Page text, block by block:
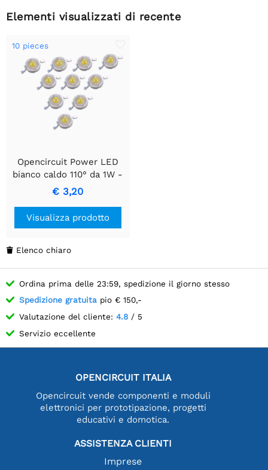
Elementi visualizzati di recente
10 pieces
Opencircuit Power LED
bianco caldo 110° da 1W -
10 pezzi
€ 3,20
Visualizza prodotto
 Elenco chiaro
Ordina prima delle 23:59, spedizione il giorno stesso
Spedizione gratuita pio € 150,-
Valutazione del cliente: 4.8 / 5
Servizio eccellente
OPENCIRCUIT ITALIA
Opencircuit vende componenti e moduli
elettronici per prototipazione, progetti
educativi e domotica.
ASSISTENZA CLIENTI
Imprese